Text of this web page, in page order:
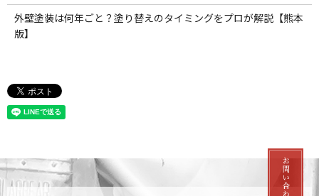
外壁塗装は何年ごと？塗り替えのタイミングをプロが解説【熊本
版】